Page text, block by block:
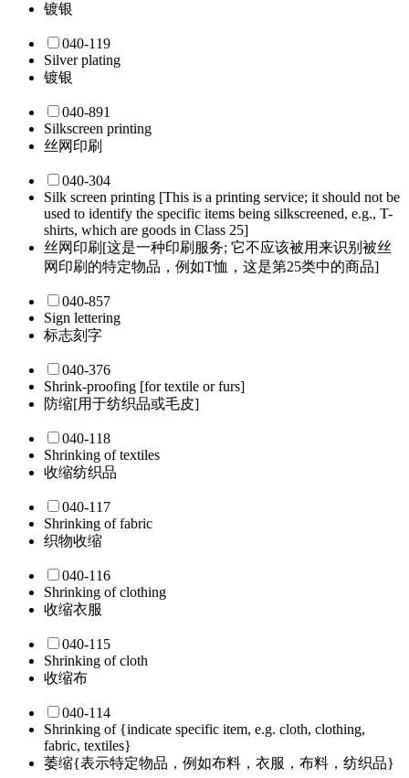
镀银
040-119
Silver plating
镀银
040-891
Silkscreen printing
丝网印刷
040-304
Silk screen printing [This is a printing service; it should not be
used to identify the specific items being silkscreened, e.g., T-
shirts, which are goods in Class 25]
丝网印刷[这是一种印刷服务; 它不应该被用来识别被丝
网印刷的特定物品，例如T恤，这是第25类中的商品]
040-857
Sign lettering
标志刻字
040-376
Shrink-proofing [for textile or furs]
防缩[用于纺织品或毛皮]
040-118
Shrinking of textiles
收缩纺织品
040-117
Shrinking of fabric
织物收缩
040-116
Shrinking of clothing
收缩衣服
040-115
Shrinking of cloth
收缩布
040-114
Shrinking of {indicate specific item, e.g. cloth, clothing,
fabric, textiles}
萎缩{表示特定物品，例如布料，衣服，布料，纺织品}